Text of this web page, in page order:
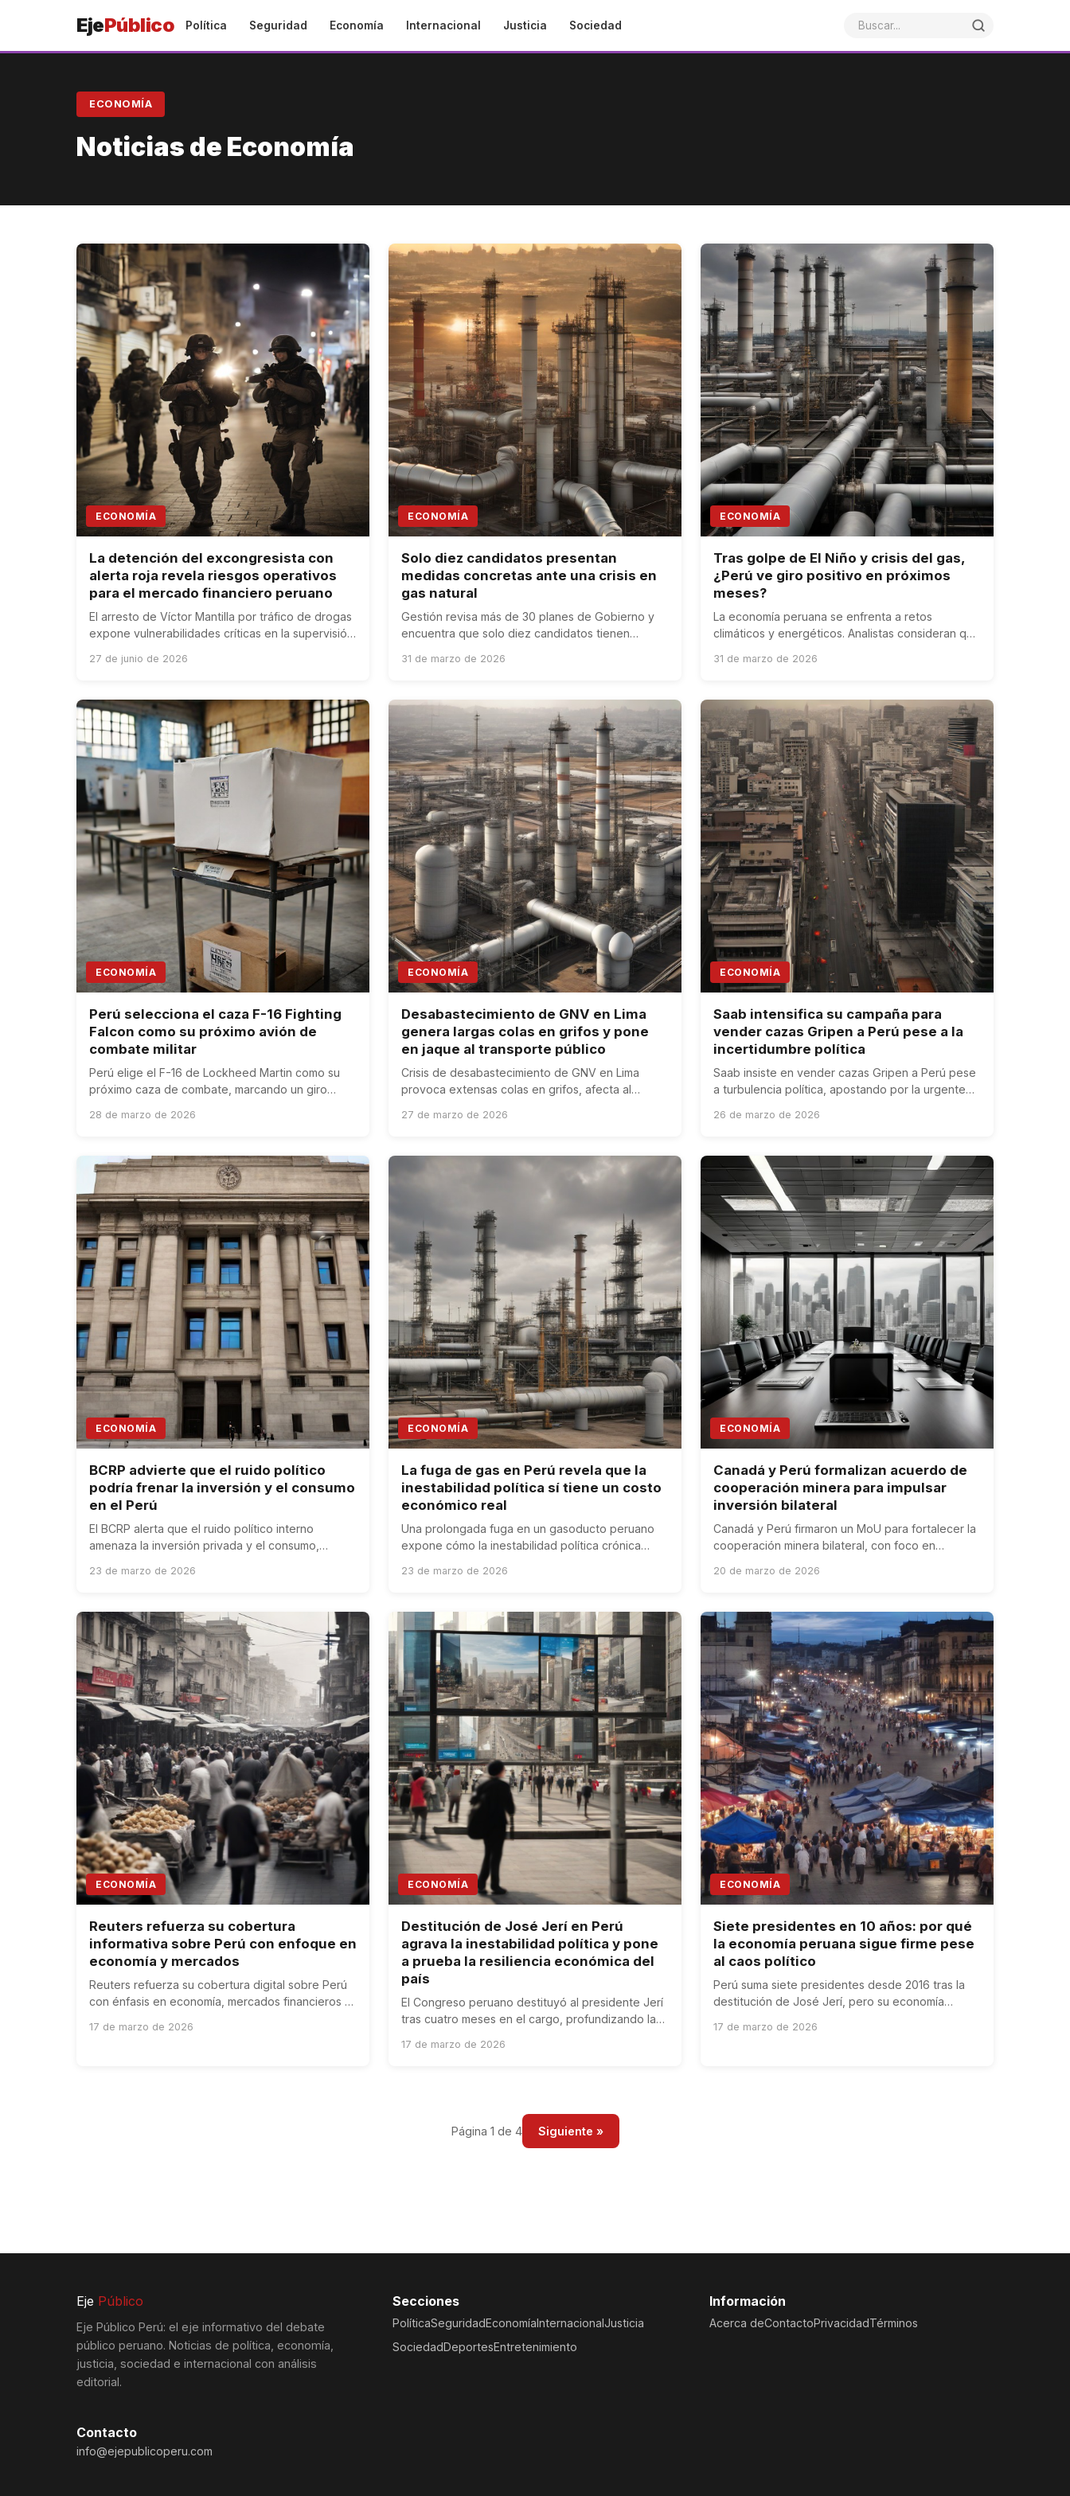
EjePúblico Política Seguridad Economía Internacional Justicia Sociedad
ECONOMÍA
Noticias de Economía
ECONOMÍA
La detención del excongresista con
alerta roja revela riesgos operativos
para el mercado financiero peruano
El arresto de Víctor Mantilla por tráfico de drogas
expone vulnerabilidades críticas en la supervisión
confianza del mercado.
27 de junio de 2026
ECONOMÍA
Solo diez candidatos presentan
medidas concretas ante una crisis en
gas natural
Gestión revisa más de 30 planes de Gobierno y
encuentra que solo diez candidatos tienen
infraestructura del gas natural.
31 de marzo de 2026
ECONOMÍA
Tras golpe de El Niño y crisis del gas,
¿Perú ve giro positivo en próximos
meses?
La economía peruana se enfrenta a retos
climáticos y energéticos. Analistas consideran que
próximos meses.
31 de marzo de 2026
ECONOMÍA
Perú selecciona el caza F-16 Fighting
Falcon como su próximo avión de
combate militar
Perú elige el F-16 de Lockheed Martin como su
próximo caza de combate, marcando un giro
estadounidense.
28 de marzo de 2026
ECONOMÍA
Desabastecimiento de GNV en Lima
genera largas colas en grifos y pone
en jaque al transporte público
Crisis de desabastecimiento de GNV en Lima
provoca extensas colas en grifos, afecta al
medidas urgentes.
27 de marzo de 2026
ECONOMÍA
Saab intensifica su campaña para
vender cazas Gripen a Perú pese a la
incertidumbre política
Saab insiste en vender cazas Gripen a Perú pese
a turbulencia política, apostando por la urgente
26 de marzo de 2026
ECONOMÍA
BCRP advierte que el ruido político
podría frenar la inversión y el consumo
en el Perú
El BCRP alerta que el ruido político interno
amenaza la inversión privada y el consumo,
peruana.
23 de marzo de 2026
ECONOMÍA
La fuga de gas en Perú revela que la
inestabilidad política sí tiene un costo
económico real
Una prolongada fuga en un gasoducto peruano
expone cómo la inestabilidad política crónica
inversora.
23 de marzo de 2026
ECONOMÍA
Canadá y Perú formalizan acuerdo de
cooperación minera para impulsar
inversión bilateral
Canadá y Perú firmaron un MoU para fortalecer la
cooperación minera bilateral, con foco en
20 de marzo de 2026
ECONOMÍA
Reuters refuerza su cobertura
informativa sobre Perú con enfoque en
economía y mercados
Reuters refuerza su cobertura digital sobre Perú
con énfasis en economía, mercados financieros y
17 de marzo de 2026
ECONOMÍA
Destitución de José Jerí en Perú
agrava la inestabilidad política y pone
a prueba la resiliencia económica del
país
El Congreso peruano destituyó al presidente Jerí
tras cuatro meses en el cargo, profundizando la
17 de marzo de 2026
ECONOMÍA
Siete presidentes en 10 años: por qué
la economía peruana sigue firme pese
al caos político
Perú suma siete presidentes desde 2016 tras la
destitución de José Jerí, pero su economía
exportaciones mineras.
17 de marzo de 2026
Página 1 de 4 Siguiente »
Eje Público
Eje Público Perú: el eje informativo del debate
público peruano. Noticias de política, economía,
justicia, sociedad e internacional con análisis
editorial.
Secciones
PolíticaSeguridadEconomíaInternacionalJusticia
SociedadDeportesEntretenimiento
Información
Acerca deContactoPrivacidadTérminos
Contacto
info@ejepublicoperu.com